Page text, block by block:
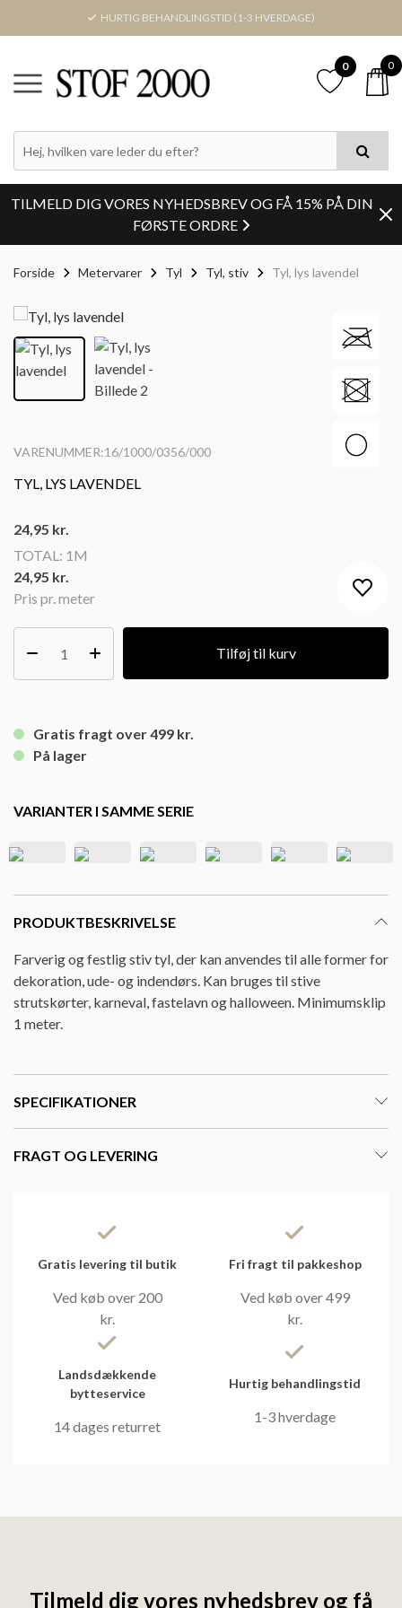
HURTIG BEHANDLINGSTID (1-3 HVERDAGE)
0 0
TILMELD DIG VORES NYHEDSBREV OG FÅ 15% PÅ DIN
FØRSTE ORDRE
Forside Metervarer Tyl Tyl, stiv Tyl, lys lavendel
VARENUMMER:16/1000/0356/000
TYL, LYS LAVENDEL
Pris pr. meter
24,95 kr.
TOTAL: 1M
24,95 kr.
Tilføj til kurv
Gratis fragt over 499 kr.
På lager
VARIANTER I SAMME SERIE
PRODUKTBESKRIVELSE
Farverig og festlig stiv tyl, der kan anvendes til alle former for
dekoration, ude- og indendørs. Kan bruges til stive
strutskørter, karneval, fastelavn og halloween. Minimumsklip
1 meter.
SPECIFIKATIONER
FRAGT OG LEVERING
Gratis levering til butik
Ved køb over 200
kr.
Fri fragt til pakkeshop
Ved køb over 499
kr.
Landsdækkende
bytteservice
14 dages returret
Hurtig behandlingstid
1-3 hverdage
Tilmeld dig vores nyhedsbrev og få